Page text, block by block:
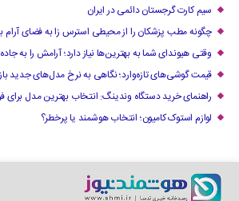
سیم کارت گرجستان دائمی در ایران
چگونه مطب پزشکان را از محیطی استرس زا به فضای
وقتی هیوندای شما به بهترین‌ها نیاز دارد؛ آرامش را به جاده
قیمت گوشی‌های تازه‌وارد؛ نگاهی به نرخ مدل‌های جدید
راهنمای خرید دستگاه وندینگ: انتخاب بهترین مدل برای
لوازم استوک کامیون؛ انتخاب هوشمند یا پرخطر؟